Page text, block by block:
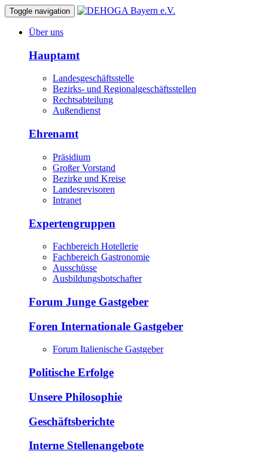
Toggle navigation
Über uns
Hauptamt
Landesgeschäftsstelle
Bezirks- und Regionalgeschäftsstellen
Rechtsabteilung
Außendienst
Ehrenamt
Präsidium
Großer Vorstand
Bezirke und Kreise
Landesrevisoren
Intranet
Expertengruppen
Fachbereich Hotellerie
Fachbereich Gastronomie
Ausschüsse
Ausbildungsbotschafter
Forum Junge Gastgeber
Foren Internationale Gastgeber
Forum Italienische Gastgeber
Politische Erfolge
Unsere Philosophie
Geschäftsberichte
Interne Stellenangebote